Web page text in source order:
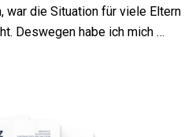
war die Situation für viele Eltern
Deswegen habe ich mich …